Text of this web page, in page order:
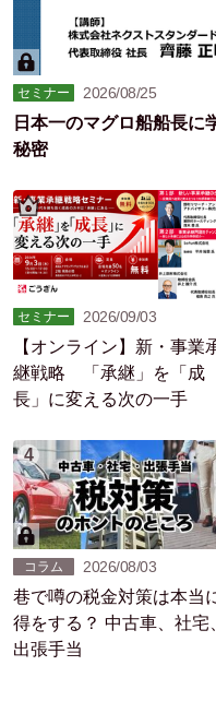
セミナー 2026/08/25
日本一のマグロ船船長に
秘密
セミナー 2026/09/03
【オンライン】新・事業
継戦略 「承継」を「成
長」に変える次の一手
4
コラム 2026/08/03
巷で噂の税金対策は本当
得をする？ 中古車、社宅
出張手当